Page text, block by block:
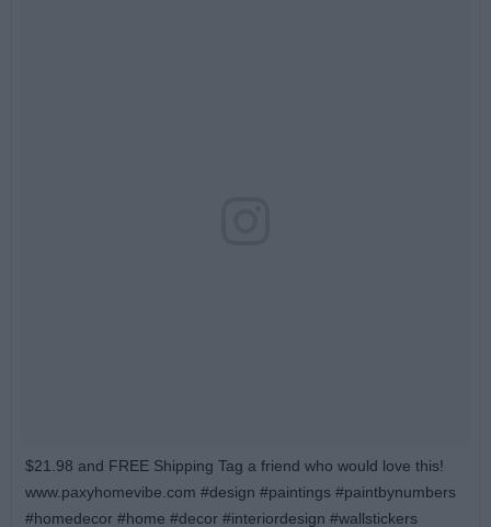
$21.98 and FREE Shipping Tag a friend who would love this!
www.paxyhomevibe.com #design #paintings #paintbynumbers
#homedecor #home #decor #interiordesign #wallstickers